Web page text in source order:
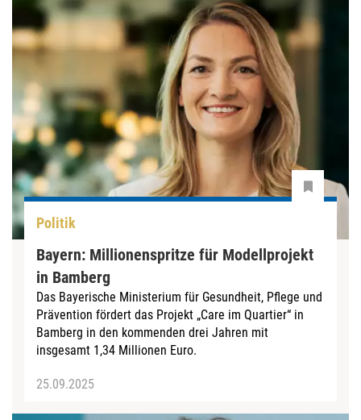
Politik
Bayern: Millionenspritze für Modellprojekt
in Bamberg
Das Bayerische Ministerium für Gesundheit, Pflege und
Prävention fördert das Projekt „Care im Quartier“ in
Bamberg in den kommenden drei Jahren mit
insgesamt 1,34 Millionen Euro.
25.09.2025